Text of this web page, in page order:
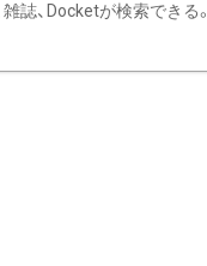
雑誌、Docketが検索できる。